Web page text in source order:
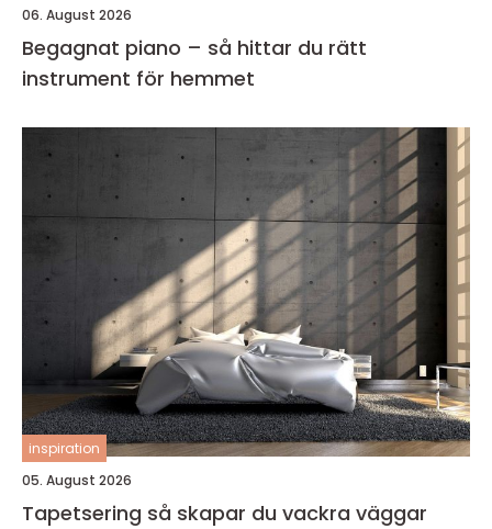
06. August 2026
Begagnat piano – så hittar du rätt
instrument för hemmet
inspiration
05. August 2026
Tapetsering så skapar du vackra väggar